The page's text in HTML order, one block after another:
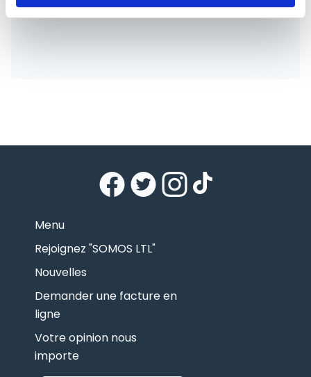
Menu
Rejoignez "SOMOS LTL"
Nouvelles
Demander une facture en
ligne
Votre opinion nous
importe